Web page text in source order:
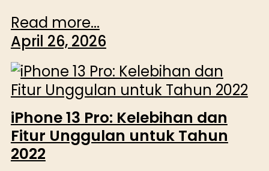
Read more...
April 26, 2026
iPhone 13 Pro: Kelebihan dan
Fitur Unggulan untuk Tahun
2022